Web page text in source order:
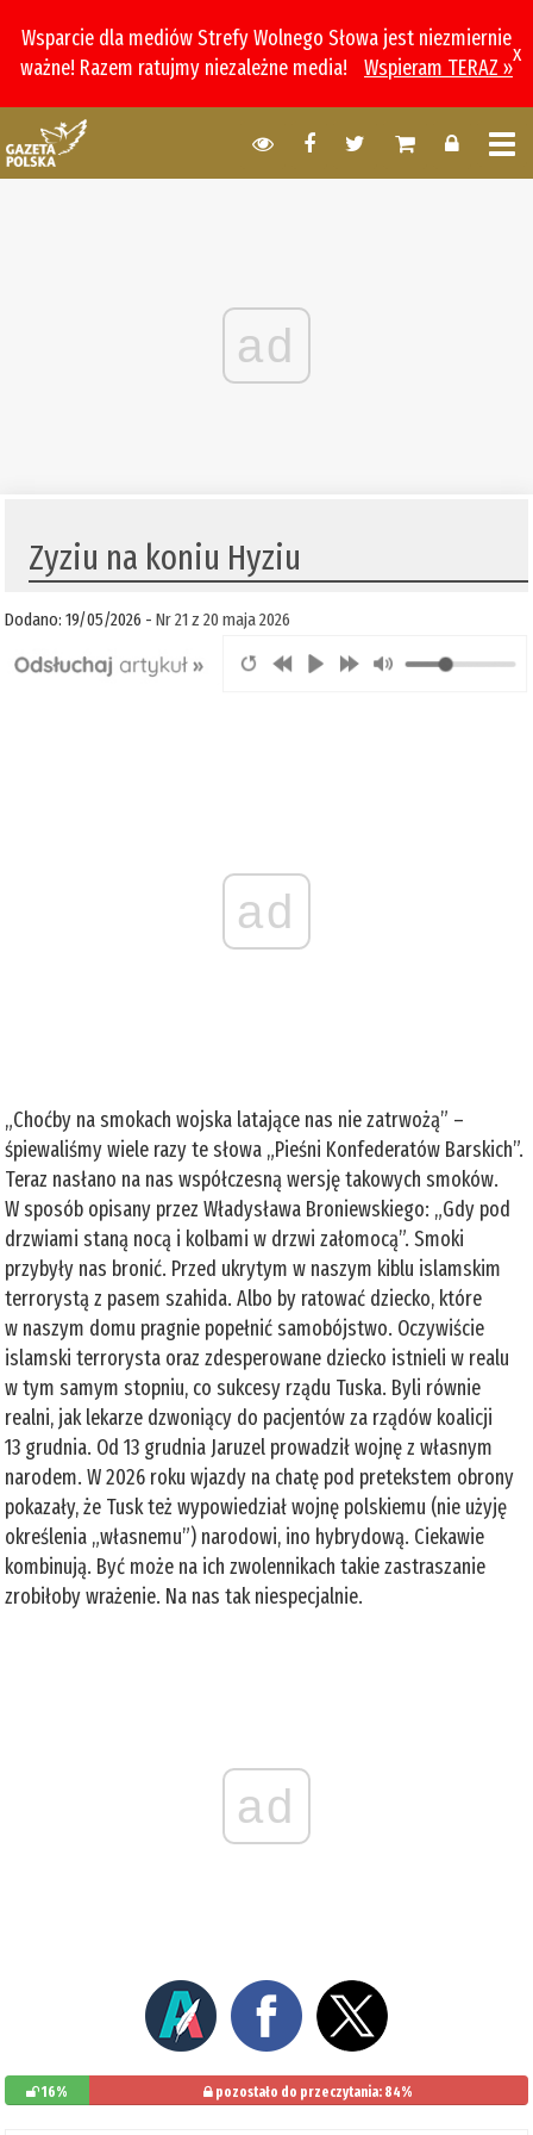
Wsparcie dla mediów Strefy Wolnego Słowa jest niezmiernie
ważne! Razem ratujmy niezależne media!
Wspieram TERAZ »
x
ad
Zyziu na koniu Hyziu
Dodano: 19/05/2026 -Nr 21 z 20 maja 2026
ad
„Choćby na smokach wojska latające nas nie zatrwożą” –
śpiewaliśmy wiele razy te słowa „Pieśni Konfederatów Barskich”.
Teraz nasłano na nas współczesną wersję takowych smoków.
W sposób opisany przez Władysława Broniewskiego: „Gdy pod
drzwiami staną nocą i kolbami w drzwi załomocą”. Smoki
przybyły nas bronić. Przed ukrytym w naszym kiblu islamskim
terrorystą z pasem szahida. Albo by ratować dziecko, które
w naszym domu pragnie popełnić samobójstwo. Oczywiście
islamski terrorysta oraz zdesperowane dziecko istnieli w realu
w tym samym stopniu, co sukcesy rządu Tuska. Byli równie
realni, jak lekarze dzwoniący do pacjentów za rządów koalicji
13 grudnia. Od 13 grudnia Jaruzel prowadził wojnę z własnym
narodem. W 2026 roku wjazdy na chatę pod pretekstem obrony
pokazały, że Tusk też wypowiedział wojnę polskiemu (nie użyję
określenia „własnemu”) narodowi, ino hybrydową. Ciekawie
kombinują. Być może na ich zwolennikach takie zastraszanie
zrobiłoby wrażenie. Na nas tak niespecjalnie.
ad
16% pozostało do przeczytania: 84%